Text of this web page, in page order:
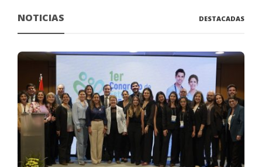
NOTICIAS DESTACADAS